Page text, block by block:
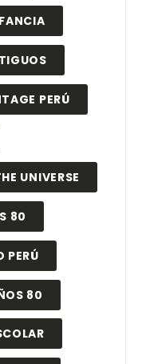
PERÚ
UNIVERSE
80
PERÚ
80